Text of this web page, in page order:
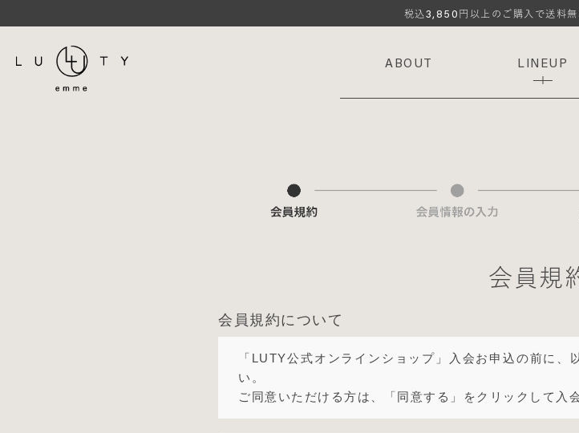
税込3,850円以上のご購入で送料
ABOUT LINEUP
会員規
会員規約について
「LUTY公式オンラインショップ」入会お申込の前に
い。
ご同意いただける方は、「同意する」をクリックして入